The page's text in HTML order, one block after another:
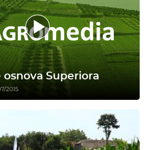
osnova Superiora
2015